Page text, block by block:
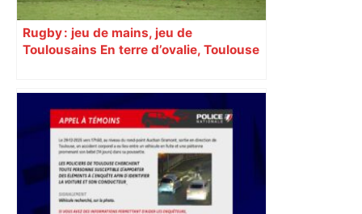
Rugby : jeu de mains, jeu de
Toulousains En terre d’ovalie, Toulouse
mouvement, vif et spectaculaire.
Décryptage. Série (4 / 10)